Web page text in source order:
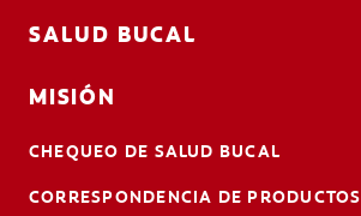
SALUD BUCAL
MISIÓN
CHEQUEO DE SALUD BUCAL
CORRESPONDENCIA DE PRODUCTOS